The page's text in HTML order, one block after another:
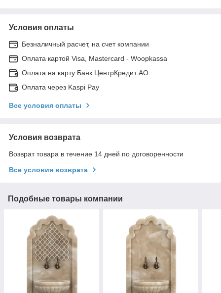
Условия оплаты
Безналичный расчет, на счет компании
Оплата картой Visa, Mastercard - Woopkassa
Оплата на карту Банк ЦентрКредит АО
Оплата через Kaspi Pay
Все условия оплаты
Условия возврата
Возврат товара в течение 14 дней по договоренности
Все условия возврата
Подобные товары компании